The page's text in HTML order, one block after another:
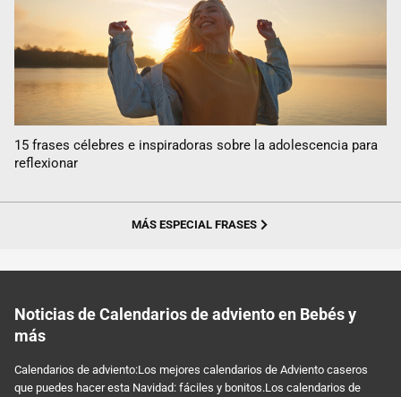
15 frases célebres e inspiradoras sobre la adolescencia para
reflexionar
MÁS ESPECIAL FRASES
Noticias de Calendarios de adviento en Bebés y
más
Calendarios de adviento:Los mejores calendarios de Adviento caseros
que puedes hacer esta Navidad: fáciles y bonitos.Los calendarios de